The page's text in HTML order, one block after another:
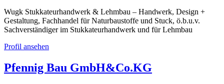
Wugk Stukkateurhandwerk & Lehmbau – Handwerk, Design +
Gestaltung, Fachhandel für Naturbaustoffe und Stuck, ö.b.u.v.
Sachverständiger im Stukkateurhandwerk und für Lehmbau
Profil ansehen
Pfennig Bau GmbH&Co.KG